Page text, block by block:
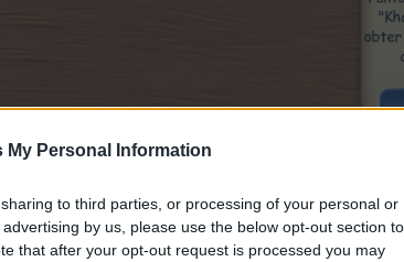
My Personal Information
to third parties, or processing of your personal or
by us, please use the below opt-out section to
that after your opt-out request is processed you may